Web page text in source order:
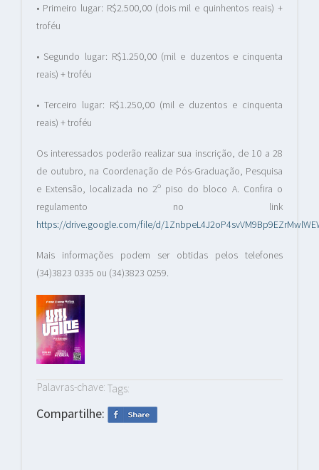
• Primeiro lugar: R$2.500,00 (dois mil e quinhentos reais) +
troféu
• Segundo lugar: R$1.250,00 (mil e duzentos e cinquenta
reais) + troféu
• Terceiro lugar: R$1.250,00 (mil e duzentos e cinquenta
reais) + troféu
Os interessados poderão realizar sua inscrição, de 10 a 28
de outubro, na Coordenação de Pós-Graduação, Pesquisa
e Extensão, localizada no 2º piso do bloco A. Confira o
regulamento no link
https://drive.google.com/file/d/
Mais informações podem ser obtidas pelos telefones
(34)3823 0335 ou (34)3823 0259.
Palavras-chave: Tags:
Compartilhe: